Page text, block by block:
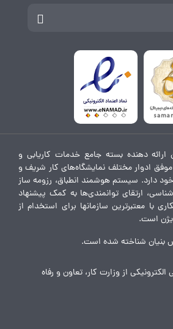
ارائه دهنده بسته جامع خدمات کاریابی و
موفق ادوار مختلف نمایشگاه‌های کار شریف و
خود دارد. سیستم هوشمند انطباق، رزومه ساز
ارتقای توانمندی‌ها به کمک پیشنهاد
با معتبرترین سازمانها برای استخدام از
است.
بنیان شناخته شده است.
از وزارت کار، تعاون و رفاه